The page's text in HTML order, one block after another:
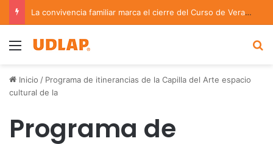
La convivencia familiar marca el cierre del Curso de Verano de Escuelas Aztecas
Menu
Inicio / Programa de itinerancias de la Capilla del Arte espacio
cultural de la
Programa de